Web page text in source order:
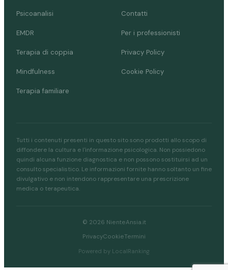
Psicoanalisi
EMDR
Terapia di coppia
Mindfulness
Terapia familiare
Contatti
Per i professionisti
Privacy Policy
Cookie Policy
Tutti i contenuti presenti in questo sito sono prodotti allo scopo di
diffondere la cultura e l'informazione psicologica. Non possiedono
quindi alcuna funzione diagnostica e non possono sostituirsi ad un
consulto specialistico. Le informazioni fornite hanno soltanto un fine
divulgativo e non intendono rappresentare una prescrizione
medica o terapeutica.
© 2026 NienteAnsia.it
PrivacyCookieTermini
Powered by LocalRanking